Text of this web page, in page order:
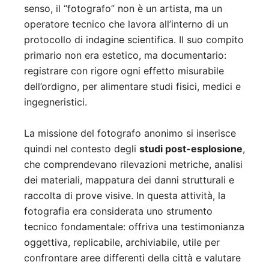
senso, il “fotografo” non è un artista, ma un
operatore tecnico che lavora all’interno di un
protocollo di indagine scientifica. Il suo compito
primario non era estetico, ma documentario:
registrare con rigore ogni effetto misurabile
dell’ordigno, per alimentare studi fisici, medici e
ingegneristici.
La missione del fotografo anonimo si inserisce
quindi nel contesto degli studi post-esplosione,
che comprendevano rilevazioni metriche, analisi
dei materiali, mappatura dei danni strutturali e
raccolta di prove visive. In questa attività, la
fotografia era considerata uno strumento
tecnico fondamentale: offriva una testimonianza
oggettiva, replicabile, archiviabile, utile per
confrontare aree differenti della città e valutare